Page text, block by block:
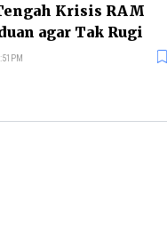
Krisis RAM
agar Tak Rugi